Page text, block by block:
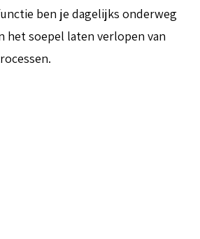
ben je dagelijks onderweg
het soepel laten verlopen van